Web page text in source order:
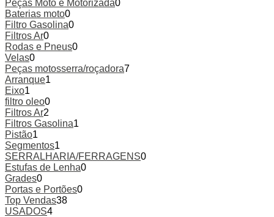
Peças Moto e Motorizada0
Baterias moto0
Filtro Gasolina0
Filtros Ar0
Rodas e Pneus0
Velas0
Peças motosserra/roçadora7
Arranque1
Eixo1
filtro oleo0
Filtros Ar2
Filtros Gasolina1
Pistão1
Segmentos1
SERRALHARIA/FERRAGENS0
Estufas de Lenha0
Grades0
Portas e Portões0
Top Vendas38
USADOS4